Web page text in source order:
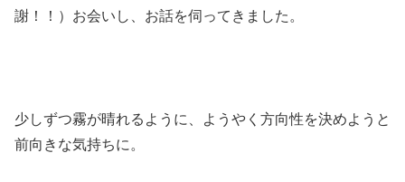
謝！！）お会いし、お話を伺ってきました。
少しずつ霧が晴れるように、ようやく方向性を決めようと
前向きな気持ちに。